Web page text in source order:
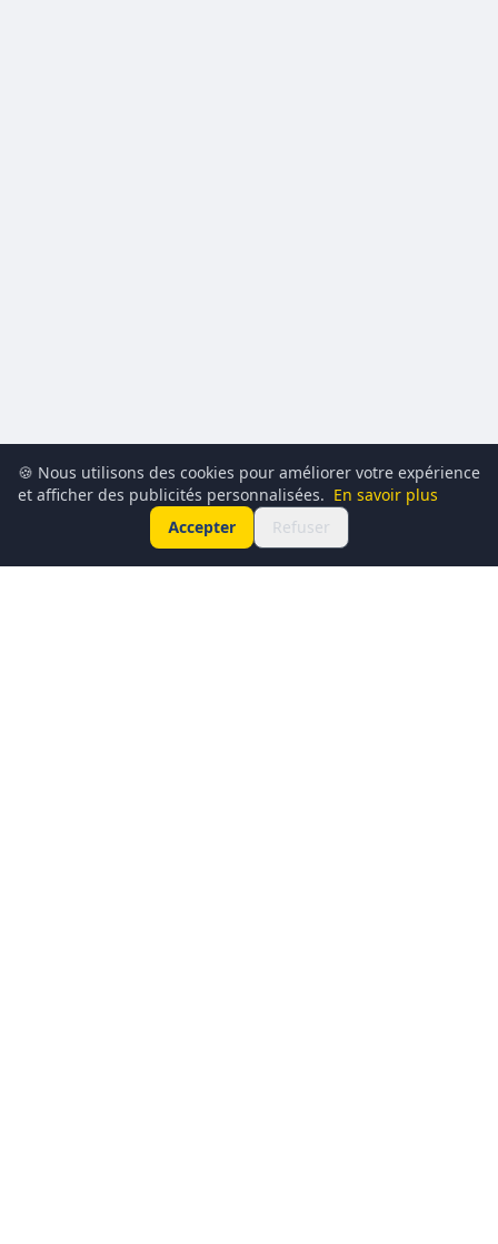
🍪 Nous utilisons des cookies pour améliorer votre expérience
et afficher des publicités personnalisées. En savoir plus
Accepter
Refuser